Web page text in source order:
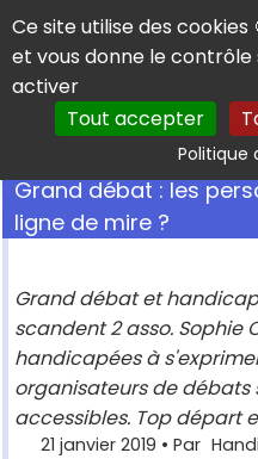
Panneau de gestion des
Ce site utilise des cookies
et vous donne le contrôle
activer
Tout accepter
Politique
Grand débat : les
ligne de mire ?
Grand débat et
scandent 2 asso. Sophie
handicapées à
organisateurs de débats
accessibles. Top départ
21 janvier 2019 • Par